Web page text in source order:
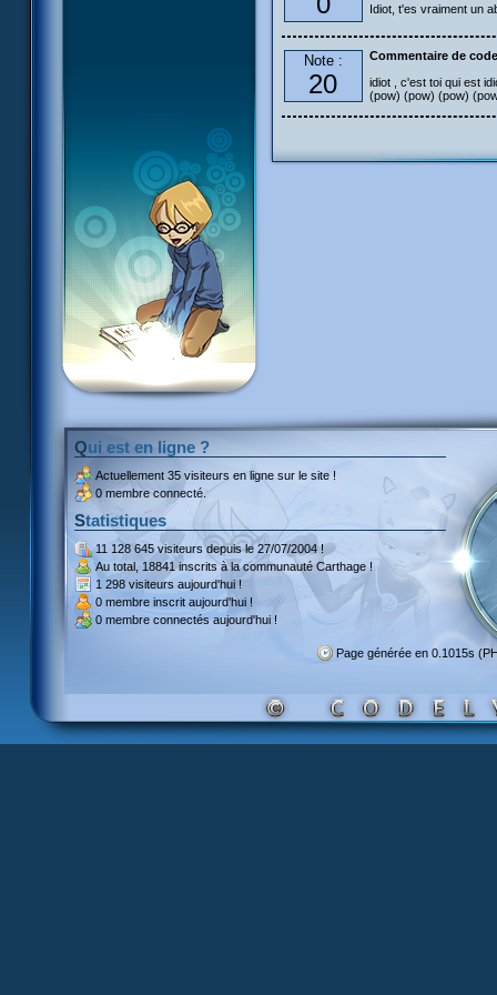
Idiot, t'es vraiment un
Note :
20
Commentaire de
idiot , c'est toi qui est
(pow) (pow) (pow)
Qui est en ligne ?
Actuellement 35 visiteurs en ligne sur le site !
0 membre connecté.
Statistiques
11 128 645 visiteursdepuis le 27/07/2004 !
Au total, 18841 inscritsà la communauté Carthage !
1 298 visiteurs aujourd'hui !
0 membre inscrit aujourd'hui !
0 membre connectés aujourd'hui !
Page générée en 0.1015s